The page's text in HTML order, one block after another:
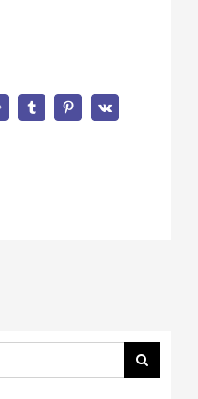
Google+ Tumblr PinterestVk